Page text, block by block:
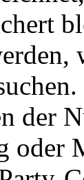
der
oder